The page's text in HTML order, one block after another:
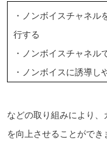
・ノンボイスチャネル
行する
・ノンボイスチャネル
・ノンボイスに誘導し
などの取り組みにより
を向上させることができ